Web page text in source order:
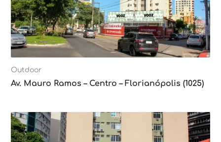
Outdoor
Av. Mauro Ramos – Centro – Florianópolis (1025)